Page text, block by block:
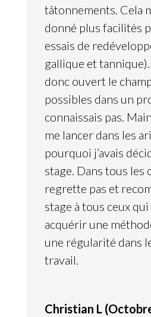
tâtonnements. Cela
donné plus facilités
essais de
gallique et tannique).
donc ouvert le
possibles dans un
connaissais pas.
me lancer dans les
pourquoi j’avais
stage. Dans tous les
regrette pas et
stage à tous ceux
acquérir une
une régularité dans
travail.
Christian L